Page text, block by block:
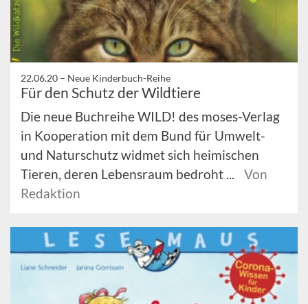
22.06.20 – Neue Kinderbuch-Reihe
Für den Schutz der Wildtiere
Die neue Buchreihe WILD! des moses-Verlag
in Kooperation mit dem Bund für Umwelt-
und Naturschutz widmet sich heimischen
Tieren, deren Lebensraum bedroht ...
Von
Redaktion